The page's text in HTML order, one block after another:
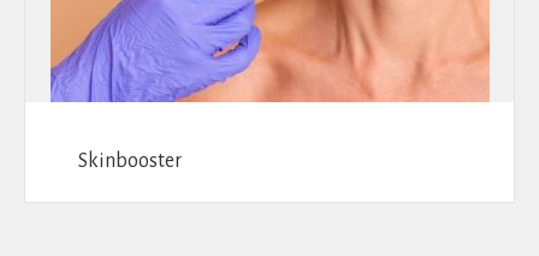
Skinbooster